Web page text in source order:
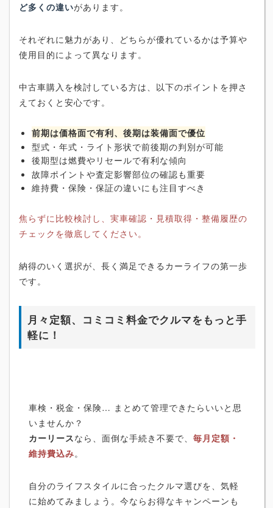
ど多くの違いがあります。
それぞれに魅力があり、どちらが優れているかは予算や
使用目的によって異なります。
中古車購入を検討している方は、以下のポイントを押さ
えておくと安心です。
前期は価格面で有利、後期は装備面で優位
型式・年式・ライト形状で前後期の判別が可能
後期型は燃費やリセールで有利な傾向
故障ポイントや査定影響部位の確認も重要
維持費・保険・保証の違いにも注目すべき
焦らずに比較検討し、実車確認・見積取得・整備履歴の
チェックを徹底してください。
納得のいく選択が、長く満足できるカーライフの第一歩
です。
月々定額、コミコミ料金でクルマをもっと手
軽に！
車検・税金・保険… まとめて管理できたらいいと思
いませんか？
カーリースなら、面倒な手続き不要で、 毎月定額・
維持費込み。
自分のライフスタイルに合ったクルマ選びを、気軽
に始めてみましょう。今ならお得なキャンペーンも